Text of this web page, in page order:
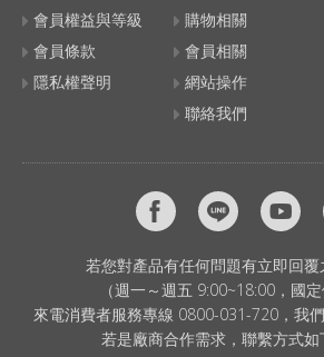
會員權益與等級
會員條款
隱私權聲明
購物相關
會員相關
網站操作
聯絡我們
若您對產品有任何問題有立即回
（週一～週五 9:00~18:00，國定
來電消費者服務專線 0800-031-720，我們
若是廠商合作需求，聯繫方式如